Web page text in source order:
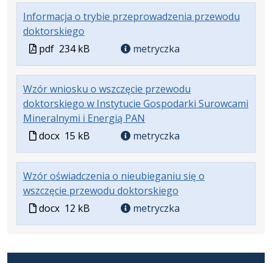
Informacja o trybie przeprowadzenia przewodu
doktorskiego
Plik
formacie:
pdf
Rozmiar
234
kB
Otwiera
w
nowej
karcie.
Plik
w
formacie
pdf 234 kB metryczka
Wzór wniosku o wszczęcie przewodu
doktorskiego w Instytucie Gospodarki Surowcami
Mineralnymi i Energią PAN
Plik
formacie:
docx
Rozmiar
pliku:
15
kB
Plik
w
formacie
docx 15 kB metryczka
Wzór oświadczenia o nieubieganiu się o
wszczęcie przewodu doktorskiego
Plik
Rozmiar
Plik
w
docx 12 kB metryczka